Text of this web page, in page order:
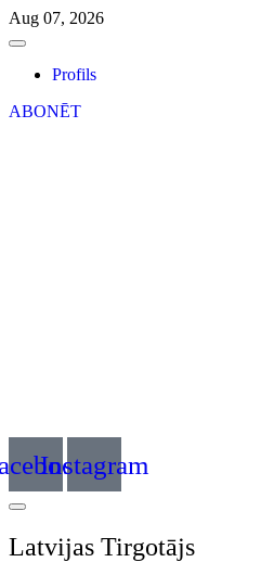
Aug 07, 2026
Profils
ABONĒT
Instagram
Latvijas Tirgotājs